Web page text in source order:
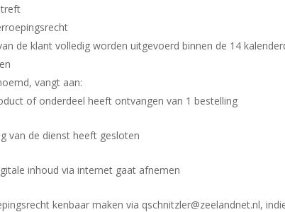
de klant volledig worden uitgevoerd binnen de 14
vangt aan:
of onderdeel heeft ontvangen van 1 bestelling
van de dienst heeft gesloten
inhoud via internet gaat afnemen
kenbaar maken via qschnitzler@zeelandnet.nl,